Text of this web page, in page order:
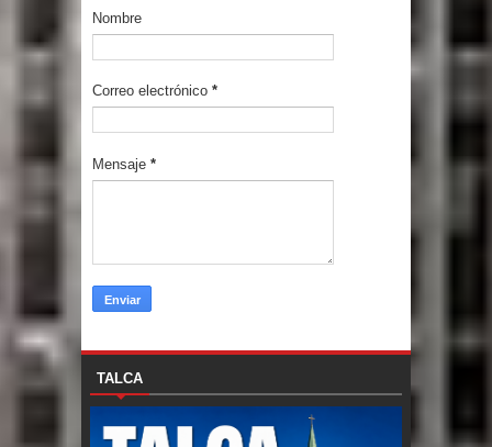
Nombre
Correo electrónico *
Mensaje *
TALCA